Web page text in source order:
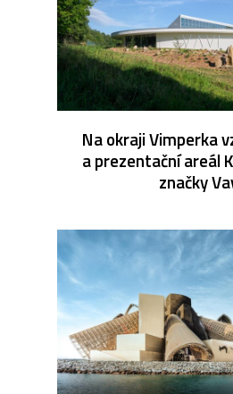
Na okraji Vimperka
a prezentační areál
značky